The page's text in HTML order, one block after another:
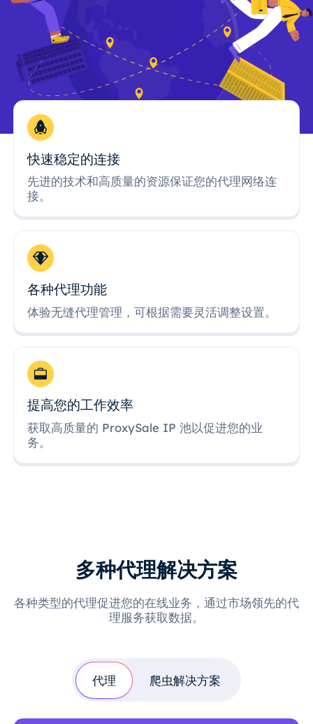
快速稳定的连接
先进的技术和高质量的资源保证您的代理网络连
接。
各种代理功能
体验无缝代理管理，可根据需要灵活调整设置。
提高您的工作效率
获取高质量的 ProxySale IP 池以促进您的业
务。
多种代理解决方案
各种类型的代理促进您的在线业务，通过市场领先的代
理服务获取数据。
代理 爬虫解决方案